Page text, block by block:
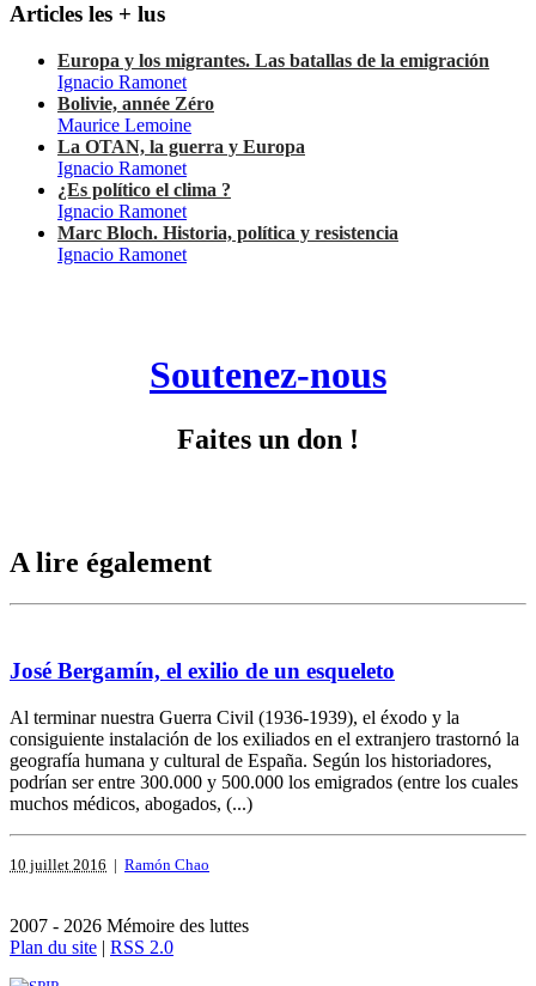
Articles les + lus
Europa y los migrantes. Las batallas de la emigración
Ignacio Ramonet
Bolivie, année Zéro
Maurice Lemoine
La OTAN, la guerra y Europa
Ignacio Ramonet
¿Es político el clima ?
Ignacio Ramonet
Marc Bloch. Historia, política y resistencia
Ignacio Ramonet
Soutenez-nous
Faites un don !
A lire également
José Bergamín, el exilio de un esqueleto
Al terminar nuestra Guerra Civil (1936-1939), el éxodo y la
consiguiente instalación de los exiliados en el extranjero trastornó la
geografía humana y cultural de España. Según los historiadores,
podrían ser entre 300.000 y 500.000 los emigrados (entre los cuales
muchos médicos, abogados, (...)
10 juillet 2016 | Ramón Chao
2007 - 2026 Mémoire des luttes
Plan du site | RSS 2.0